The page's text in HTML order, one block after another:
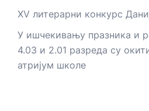
XV литерарни конкурс
У ишчекивању празника и
4.03 и 2.01 разреда су
атријум школе